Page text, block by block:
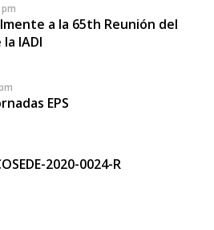
a la 65th Reunión del
IADI
EPS
2020-0024-R